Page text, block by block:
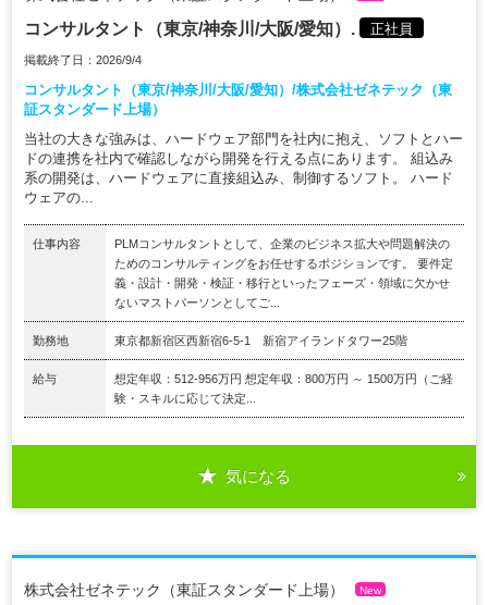
コンサルタント（東京/神奈川/大阪/愛知）. 正社員
掲載終了日：2026/9/4
コンサルタント（東京/神奈川/大阪/愛知）/株式会社ゼネテック（東
証スタンダード上場）
当社の大きな強みは、ハードウェア部門を社内に抱え、ソフトとハー
ドの連携を社内で確認しながら開発を行える点にあります。 組込み
系の開発は、ハードウェアに直接組込み、制御するソフト。 ハード
ウェアの...
仕事内容
PLMコンサルタントとして、企業のビジネス拡大や問題解決の
ためのコンサルティングをお任せするポジションです。 要件定
義・設計・開発・検証・移行といったフェーズ・領域に欠かせ
ないマストパーソンとしてご...
勤務地 東京都新宿区西新宿6-5-1 新宿アイランドタワー25階
給与
想定年収：512-956万円 想定年収：800万円 ～ 1500万円（ご経
験・スキルに応じて決定...
気になる
株式会社ゼネテック（東証スタンダード上場） New